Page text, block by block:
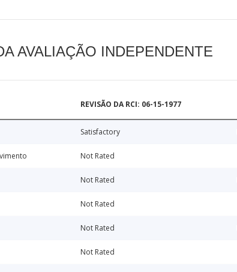
AVALIAÇÃO INDEPENDENTE
REVISÃO DA RCI: 06-15-1977
Satisfactory
Not Rated
Not Rated
Not Rated
Not Rated
Not Rated